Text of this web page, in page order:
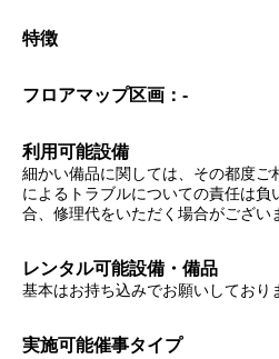
特徴
フロアマップ区画：-
利用可能設備
細かい備品に関しては、その都度ご
によるトラブルについての責任は負
合、修理代をいただく場合がござい
レンタル可能設備・備品
基本はお持ち込みでお願いしており
実施可能催事タイプ